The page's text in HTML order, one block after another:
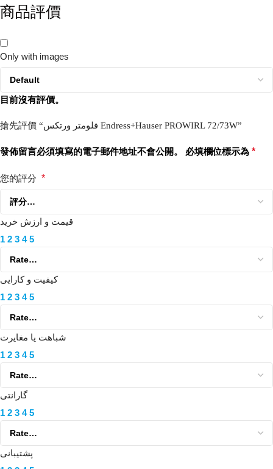
商品評價
Only with images
目前沒有評價。
搶先評價 “فلومتر ورتکس Endress+Hauser PROWIRL 72/73W”
發佈留言必須填寫的電子郵件地址不會公開。 必填欄位標示為 *
您的評分 *
قیمت و ارزش خرید
1 2 3 4 5
کیفیت و کارایی
1 2 3 4 5
شباهت یا مغایرت
1 2 3 4 5
گارانتی
1 2 3 4 5
پشتیبانی